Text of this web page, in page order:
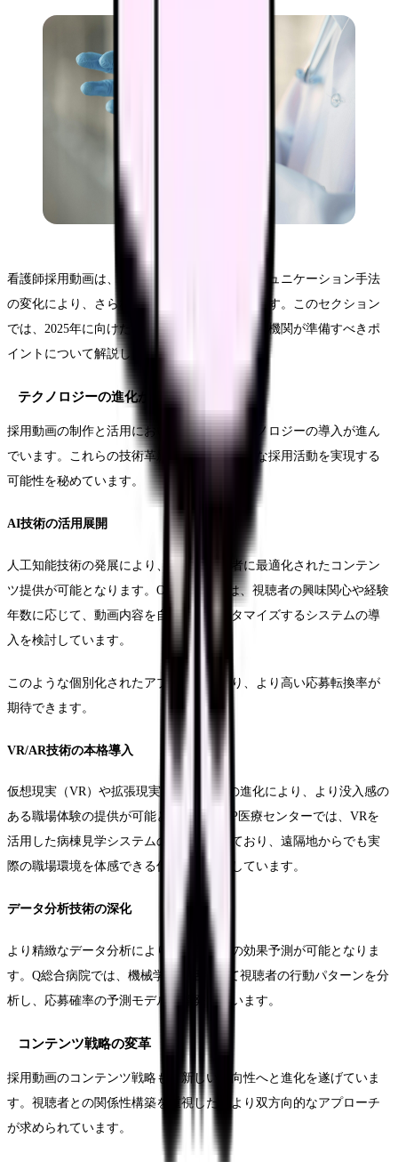
看護師採用動画は、テクノロジーの進化とコミュニケーション手法
の変化により、さらなる発展が予想されています。このセクション
では、2025年に向けた採用動画の展望と、医療機関が準備すべきポ
イントについて解説します。
テクノロジーの進化がもたらす可能性
採用動画の制作と活用において、新しいテクノロジーの導入が進ん
でいます。これらの技術革新は、より効果的な採用活動を実現する
可能性を秘めています。
AI技術の活用展開
人工知能技術の発展により、個々の視聴者に最適化されたコンテン
ツ提供が可能となります。O大学病院では、視聴者の興味関心や経験
年数に応じて、動画内容を自動的にカスタマイズするシステムの導
入を検討しています。
このような個別化されたアプローチにより、より高い応募転換率が
期待できます。
VR/AR技術の本格導入
仮想現実（VR）や拡張現実（AR）技術の進化により、より没入感の
ある職場体験の提供が可能となります。P医療センターでは、VRを
活用した病棟見学システムの開発を進めており、遠隔地からでも実
際の職場環境を体感できる仕組みを構築しています。
データ分析技術の深化
より精緻なデータ分析により、採用動画の効果予測が可能となりま
す。Q総合病院では、機械学習を活用して視聴者の行動パターンを分
析し、応募確率の予測モデルを開発しています。
コンテンツ戦略の変革
採用動画のコンテンツ戦略も、新しい方向性へと進化を遂げていま
す。視聴者との関係性構築を重視した、より双方向的なアプローチ
が求められています。